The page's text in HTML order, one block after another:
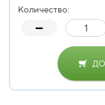
Количество: